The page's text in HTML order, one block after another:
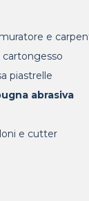
e
piastrelle
abrasiva
e cutter